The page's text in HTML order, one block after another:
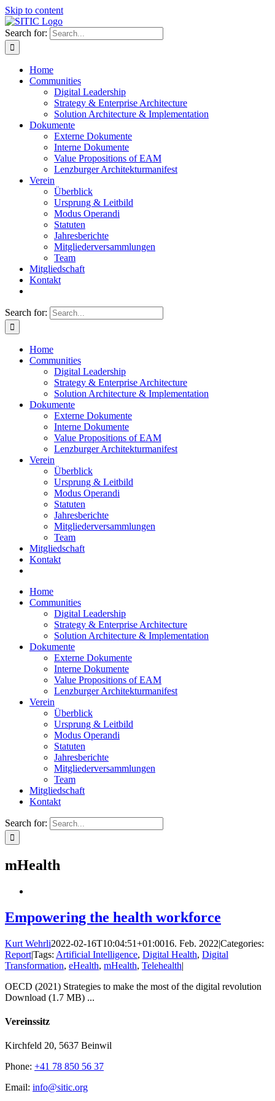
Skip to content
Search for:
Home
Communities
Digital Leadership
Strategy & Enterprise Architecture
Solution Architecture & Implementation
Dokumente
Externe Dokumente
Interne Dokumente
Value Propositions of EAM
Lenzburger Architekturmanifest
Verein
Überblick
Ursprung & Leitbild
Modus Operandi
Statuten
Jahresberichte
Mitgliederversammlungen
Team
Mitgliedschaft
Kontakt
Search for:
Home
Communities
Digital Leadership
Strategy & Enterprise Architecture
Solution Architecture & Implementation
Dokumente
Externe Dokumente
Interne Dokumente
Value Propositions of EAM
Lenzburger Architekturmanifest
Verein
Überblick
Ursprung & Leitbild
Modus Operandi
Statuten
Jahresberichte
Mitgliederversammlungen
Team
Mitgliedschaft
Kontakt
Home
Communities
Digital Leadership
Strategy & Enterprise Architecture
Solution Architecture & Implementation
Dokumente
Externe Dokumente
Interne Dokumente
Value Propositions of EAM
Lenzburger Architekturmanifest
Verein
Überblick
Ursprung & Leitbild
Modus Operandi
Statuten
Jahresberichte
Mitgliederversammlungen
Team
Mitgliedschaft
Kontakt
Search for:
mHealth
Empowering the health workforce
Kurt Wehrli2022-02-16T10:04:51+01:0016. Feb. 2022|Categories:
Report|Tags: Artificial Intelligence, Digital Health, Digital
Transformation, eHealth, mHealth, Telehealth|
OECD (2021) Strategies to make the most of the digital revolution
Download (1.7 MB) ...
Vereinssitz
Kirchfeld 20, 5637 Beinwil
Phone: +41 78 850 56 37
Email: info@sitic.org